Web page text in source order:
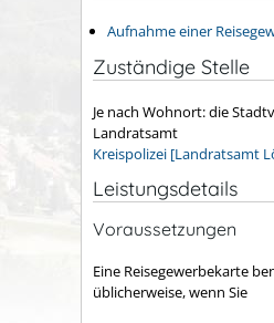
Aufnahme einer
Zuständige Stelle
Je nach Wohnort: die
Landratsamt
Kreispolizei [Landratsamt
Leistungsdetails
Voraussetzungen
Eine Reisegewerbekarte
üblicherweise, wenn Sie